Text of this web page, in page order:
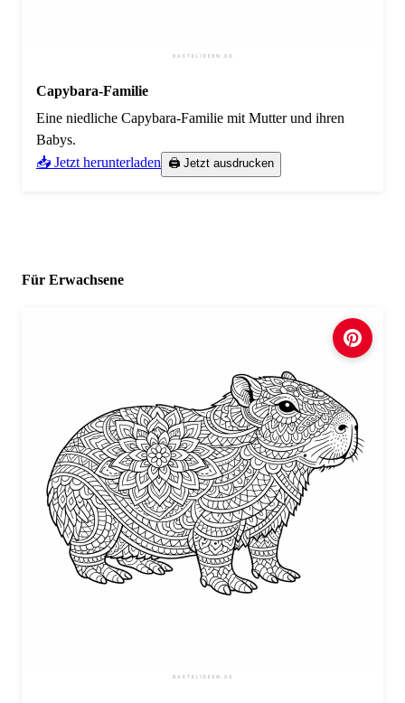
Capybara-Familie
Eine niedliche Capybara-Familie mit Mutter und ihren
Babys.
📥 Jetzt herunterladen
🖨️ Jetzt ausdrucken
Für Erwachsene